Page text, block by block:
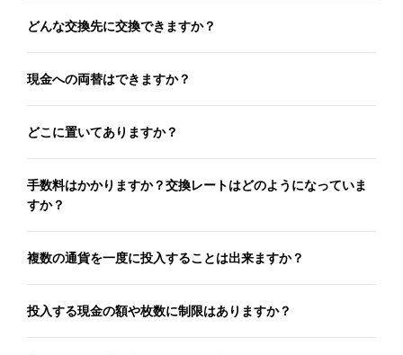
どんな交換先に交換できますか？
現金への両替はできますか？
どこに置いてありますか？
手数料はかかりますか？交換レートはどのようになっていま
すか？
複数の通貨を一度に投入することは出来ますか？
投入する現金の額や枚数に制限はありますか？